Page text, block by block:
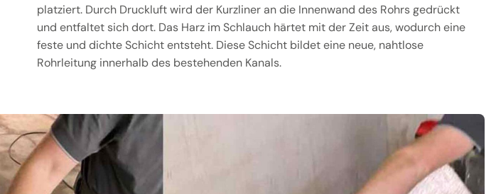
platziert. Durch Druckluft wird der Kurzliner an die Innenwand des Rohrs gedrückt
und entfaltet sich dort. Das Harz im Schlauch härtet mit der Zeit aus, wodurch eine
feste und dichte Schicht entsteht. Diese Schicht bildet eine neue, nahtlose
Rohrleitung innerhalb des bestehenden Kanals.